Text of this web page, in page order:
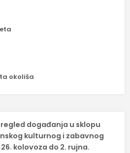
okoliša
događanja u sklopu
kulturnog i zabavnog
kolovoza do 2. rujna.